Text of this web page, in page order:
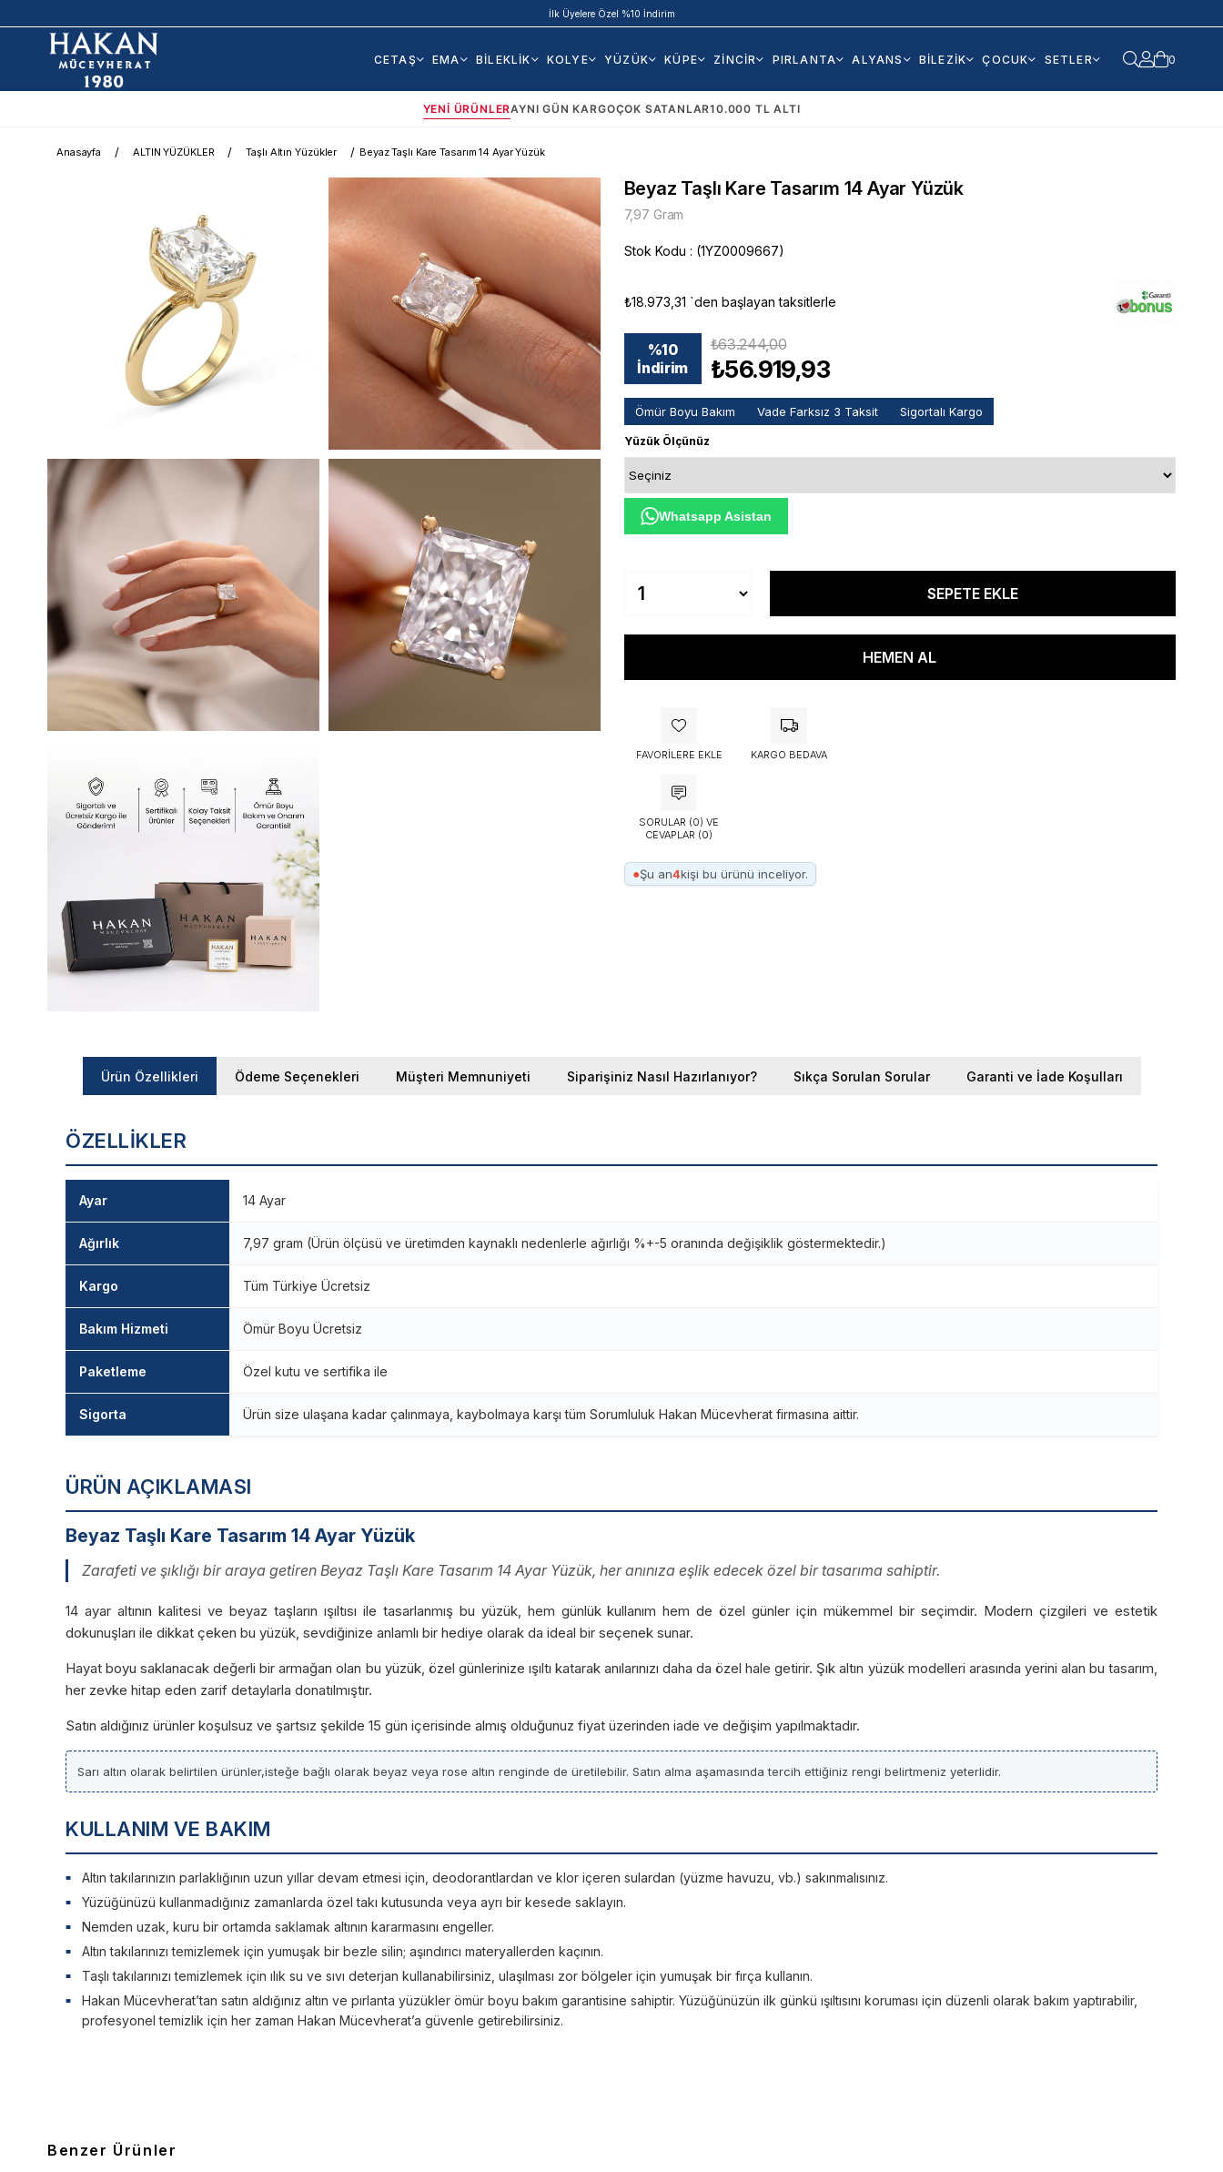
İlk Üyelere Özel %10 İndirim
CETAŞ EMA BİLEKLİK KOLYE YÜZÜK KÜPE ZİNCİR PIRLANTA ALYANS BİLEZİK ÇOCUK SETLER 0
YENI ÜRÜNLERAYNI GÜN KARGOÇOK SATANLAR10.000 TL ALTI
Anasayfa ALTIN YÜZÜKLER Taşlı Altın Yüzükler Beyaz Taşlı Kare Tasarım 14 Ayar Yüzük
Beyaz Taşlı Kare Tasarım 14 Ayar Yüzük
7,97 Gram
Stok Kodu (1YZ0009667)
₺18.973,31 `den başlayan taksitlerle
%10
İndirim
₺63.244,00
₺56.919,93
Ömür Boyu Bakım Vade Farksız 3 Taksit Sigortalı Kargo
Yüzük Ölçünüz
Whatsapp Asistan
FAVORILERE EKLE KARGO BEDAVA
SORULAR (0) VE
CEVAPLAR (0)
●Şu an4kişi bu ürünü inceliyor.
Ürün Özellikleri Ödeme Seçenekleri Müşteri Memnuniyeti Siparişiniz Nasıl Hazırlanıyor? Sıkça Sorulan Sorular Garanti ve İade Koşulları
ÜRÜN AÇIKLAMASI
Beyaz Taşlı Kare Tasarım 14 Ayar Yüzük
Zarafeti ve şıklığı bir araya getiren Beyaz Taşlı Kare Tasarım 14 Ayar Yüzük, her anınıza eşlik edecek özel bir tasarıma sahiptir.
14 ayar altının kalitesi ve beyaz taşların ışıltısı ile tasarlanmış bu yüzük, hem günlük kullanım hem de özel günler için mükemmel bir seçimdir. Modern çizgileri ve estetik
dokunuşları ile dikkat çeken bu yüzük, sevdiğinize anlamlı bir hediye olarak da ideal bir seçenek sunar.
Hayat boyu saklanacak değerli bir armağan olan bu yüzük, özel günlerinize ışıltı katarak anılarınızı daha da özel hale getirir. Şık altın yüzük modelleri arasında yerini alan bu tasarım,
her zevke hitap eden zarif detaylarla donatılmıştır.
Satın aldığınız ürünler koşulsuz ve şartsız şekilde 15 gün içerisinde almış olduğunuz fiyat üzerinden iade ve değişim yapılmaktadır.
Sarı altın olarak belirtilen ürünler,isteğe bağlı olarak beyaz veya rose altın renginde de üretilebilir. Satın alma aşamasında tercih ettiğiniz rengi belirtmeniz yeterlidir.
ÖZELLIKLER
Ayar 14 Ayar
Ağırlık 7,97 gram (Ürün ölçüsü ve üretimden kaynaklı nedenlerle ağırlığı %+-5 oranında değişiklik göstermektedir.)
Kargo Tüm Türkiye Ücretsiz
Bakım Hizmeti Ömür Boyu Ücretsiz
Paketleme Özel kutu ve sertifika ile
Sigorta Ürün size ulaşana kadar çalınmaya, kaybolmaya karşı tüm Sorumluluk Hakan Mücevherat firmasına aittir.
KULLANIM VE BAKIM
Altın takılarınızın parlaklığının uzun yıllar devam etmesi için, deodorantlardan ve klor içeren sulardan (yüzme havuzu, vb.) sakınmalısınız.
Yüzüğünüzü kullanmadığınız zamanlarda özel takı kutusunda veya ayrı bir kesede saklayın.
Nemden uzak, kuru bir ortamda saklamak altının kararmasını engeller.
Altın takılarınızı temizlemek için yumuşak bir bezle silin; aşındırıcı materyallerden kaçının.
Taşlı takılarınızı temizlemek için ılık su ve sıvı deterjan kullanabilirsiniz, ulaşılması zor bölgeler için yumuşak bir fırça kullanın.
Hakan Mücevherat’tan satın aldığınız altın ve pırlanta yüzükler ömür boyu bakım garantisine sahiptir. Yüzüğünüzün ilk günkü ışıltısını koruması için düzenli olarak bakım yaptırabilir,
profesyonel temizlik için her zaman Hakan Mücevherat’a güvenle getirebilirsiniz.
Benzer Ürünler